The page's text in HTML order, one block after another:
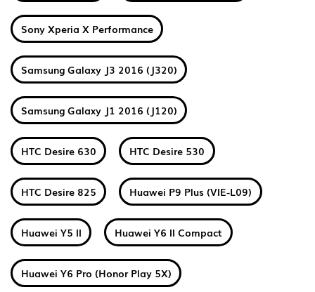
Sony Xperia X Performance
Samsung Galaxy J3 2016 (J320)
Samsung Galaxy J1 2016 (J120)
HTC Desire 630 HTC Desire 530
HTC Desire 825 Huawei P9 Plus (VIE-L09)
Huawei Y5 II Huawei Y6 II Compact
Huawei Y6 Pro (Honor Play 5X)